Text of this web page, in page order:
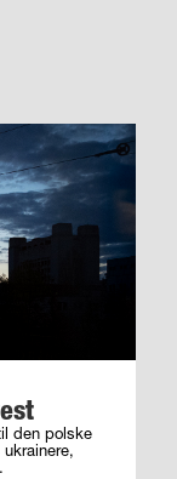
den polske